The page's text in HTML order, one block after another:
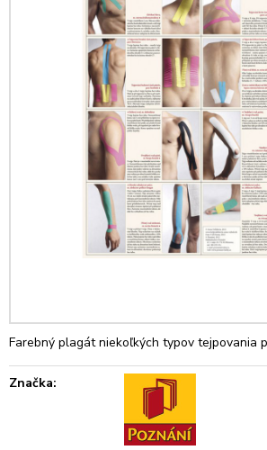
Farebný plagát niekoľkých typov tejpovania
Značka: